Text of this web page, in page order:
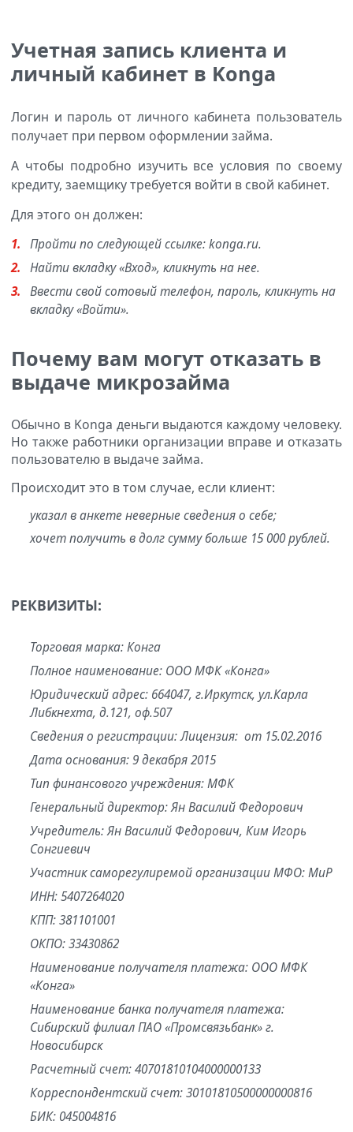
Учетная запись клиента и
личный кабинет в Konga
Логин и пароль от личного кабинета пользователь
получает при первом оформлении займа.
А чтобы подробно изучить все условия по своему
кредиту, заемщику требуется войти в свой кабинет.
Для этого он должен:
Пройти по следующей ссылке: konga.ru.
Найти вкладку «Вход», кликнуть на нее.
Ввести свой сотовый телефон, пароль, кликнуть на
вкладку «Войти».
Почему вам могут отказать в
выдаче микрозайма
Обычно в Konga деньги выдаются каждому человеку.
Но также работники организации вправе и отказать
пользователю в выдаче займа.
Происходит это в том случае, если клиент:
указал в анкете неверные сведения о себе;
хочет получить в долг сумму больше 15 000 рублей.
РЕКВИЗИТЫ:
Торговая марка: Конга
Полное наименование: ООО МФК «Конга»
Юридический адрес: 664047, г.Иркутск, ул.Карла
Либкнехта, д.121, оф.507
Сведения о регистрации: Лицензия: от 15.02.2016
Дата основания: 9 декабря 2015
Тип финансового учреждения: МФК
Генеральный директор: Ян Василий Федорович
Учредитель: Ян Василий Федорович, Ким Игорь
Сонгиевич
Участник саморегулиремой организации МФО: МиР
ИНН: 5407264020
КПП: 381101001
ОКПО: 33430862
Наименование получателя платежа: OOO МФК
«Конга»
Наименование банка получателя платежа:
Сибирский филиал ПАО «Промсвязьбанк» г.
Новосибирск
Расчетный счет: 40701810104000000133
Корреспондентский счет: 30101810500000000816
БИК: 045004816